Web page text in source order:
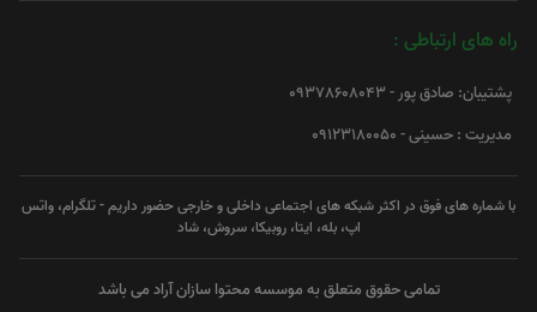
راه های ارتباطی :
پشتیبان: صادق پور - 09378608043
مدیریت : حسینی - 09123180050
با شماره های فوق در اکثر شبکه های اجتماعی داخلی و خارجی حضور داریم - تلگرام، واتس
اپ، بله، ایتا، روبیکا، سروش، شاد
تمامی حقوق متعلق به موسسه محتوا سازان آراد می باشد